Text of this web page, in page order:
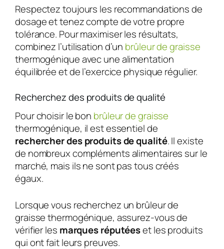
Respectez toujours les recommandations de
dosage et tenez compte de votre propre
tolérance. Pour maximiser les résultats,
combinez l’utilisation d’un brûleur de graisse
thermogénique avec une alimentation
équilibrée et de l’exercice physique régulier.
Recherchez des produits de qualité
Pour choisir le bon brûleur de graisse
thermogénique, il est essentiel de
rechercher des produits de qualité. Il existe
de nombreux compléments alimentaires sur le
marché, mais ils ne sont pas tous créés
égaux.
Lorsque vous recherchez un brûleur de
graisse thermogénique, assurez-vous de
vérifier les marques réputéeset les produits
qui ont fait leurs preuves.